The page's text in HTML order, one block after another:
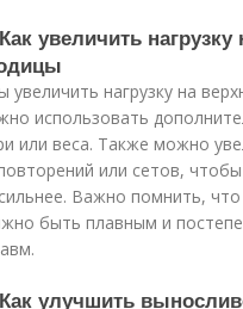
увеличить нагрузку
увеличить нагрузку на
использовать
или веса. Также можно
или сетов, чтобы
Важно помнить, что
быть плавным и
улучшить